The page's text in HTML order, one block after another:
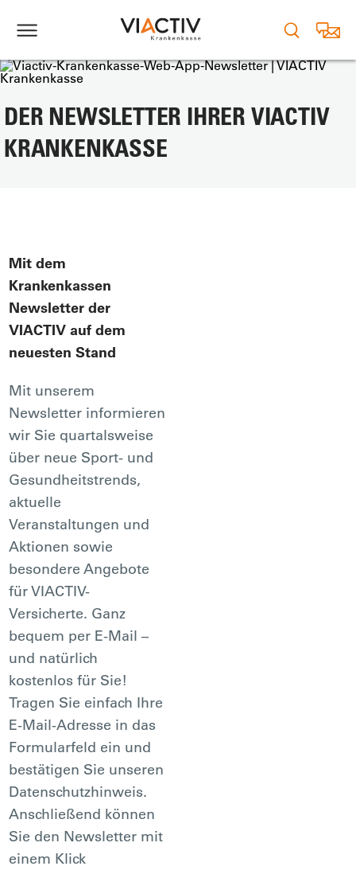
DER NEWSLETTER IHRER VIACTIV
KRANKENKASSE
Mit dem
Krankenkassen
Newsletter der
VIACTIV auf dem
neuesten Stand
Mit unserem
Newsletter informieren
wir Sie quartalsweise
über neue Sport- und
Gesundheitstrends,
aktuelle
Veranstaltungen und
Aktionen sowie
besondere Angebote
für VIACTIV-
Versicherte. Ganz
bequem per E-Mail –
und natürlich
kostenlos für Sie!
Tragen Sie einfach Ihre
E-Mail-Adresse in das
Formularfeld ein und
bestätigen Sie unseren
Datenschutzhinweis.
Anschließend können
Sie den Newsletter mit
einem Klick